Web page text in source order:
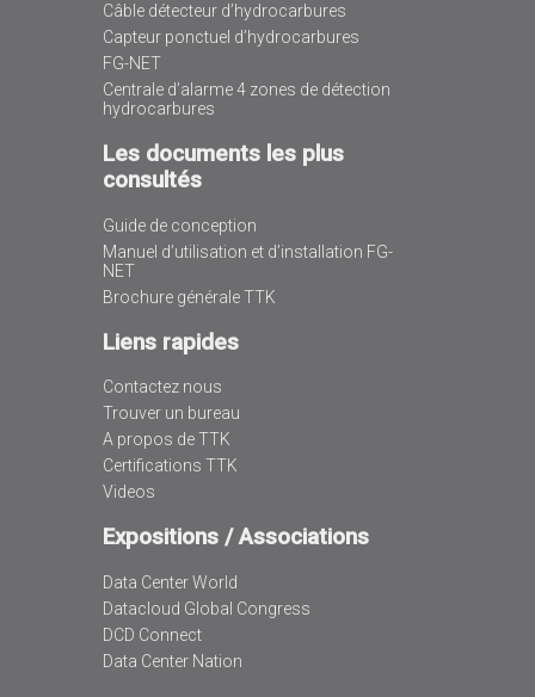
Câble détecteur d’hydrocarbures
Capteur ponctuel d’hydrocarbures
FG-NET
Centrale d’alarme 4 zones de détection
hydrocarbures
Les documents les plus
consultés
Guide de conception
Manuel d’utilisation et d’installation FG-
NET
Brochure générale TTK
Liens rapides
Contactez nous
Trouver un bureau
A propos de TTK
Certifications TTK
Videos
Expositions / Associations
Data Center World
Datacloud Global Congress
DCD Connect
Data Center Nation